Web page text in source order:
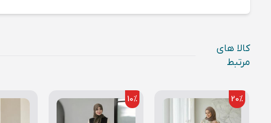
کالا های
مرتبط
20%
10%